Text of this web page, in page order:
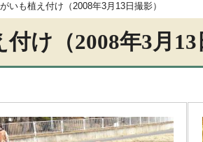
も植え付け（2008年3月13日撮影）
け（2008年3月13